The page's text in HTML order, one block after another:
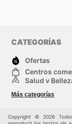
CATEGORÍAS
Ofertas
Centros
Salud y
Construcción
Más categorías
Copyright © 2026